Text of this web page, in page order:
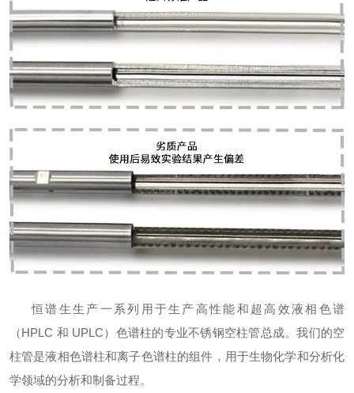
恒谱生生产一系列用于生产高性能和超高效液相色谱
（HPLC 和 UPLC）色谱柱的专业不锈钢空柱管总成。我们的空
柱管是液相色谱柱和离子色谱柱的组件，用于生物化学和分析化
学领域的分析和制备过程。